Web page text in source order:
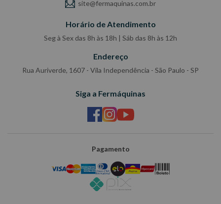
site@fermaquinas.com.br
Horário de Atendimento
Seg à Sex das 8h às 18h | Sáb das 8h às 12h
Endereço
Rua Auriverde, 1607 - Vila Independência - São Paulo - SP
Siga a Fermáquinas
Pagamento